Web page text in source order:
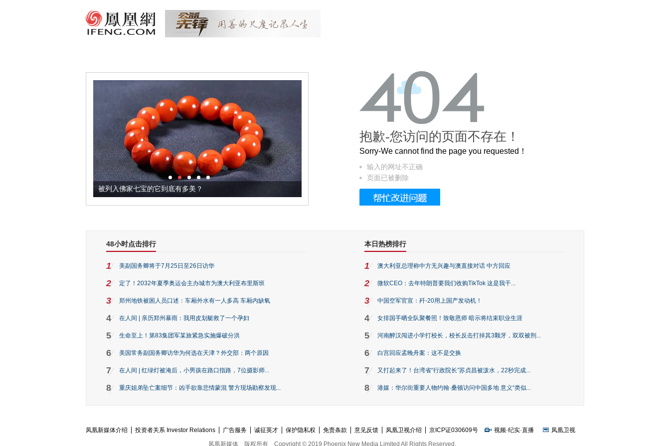
被列入佛家七宝的它到底有多美？ 这个3.2米的长卷，还原了600岁的紫禁城
抱歉-您访问的页面不存在！
Sorry-We cannot find the page you requested！
输入的网址不正确
页面已被删除
48小时点击排行
1 美副国务卿将于7月25日至26日访华
2 定了！2032年夏季奥运会主办城市为澳大利亚布里斯班
3 郑州地铁被困人员口述：车厢外水有一人多高 车厢内缺氧
4 在人间 | 亲历郑州暴雨：我用皮划艇救了一个孕妇
5 生命至上！第83集团军某旅紧急实施爆破分洪
6 美国常务副国务卿访华为何选在天津？外交部：两个原因
7 在人间 | 红绿灯被淹后，小男孩在路口指路，7位摄影师...
8 重庆姐弟坠亡案细节：凶手欲靠悲情蒙混 警方现场勘察发现...
本日热榜排行
1 澳大利亚总理称中方无兴趣与澳直接对话 中方回应
2 微软CEO：去年特朗普要我们收购TikTok 这是我干...
3 中国空军官宣：歼-20用上国产发动机！
4 女排国手晒全队聚餐照！致敬恩师 暗示将结束职业生涯
5 河南醉汉闯进小学打校长，校长反击打掉其3颗牙，双双被刑...
6 白宫回应孟晚舟案：这不是交换
7 又打起来了！台湾省“行政院长”苏贞昌被泼水，22秒完成...
8 港媒：华尔街重要人物约翰·桑顿访问中国多地 意义“类似...
凤凰新媒体介绍 投资者关系 Investor Relations 广告服务 诚征英才 保护隐私权 免责条款 意见反馈 凤凰卫视介绍 京ICP证030609号 视频·纪实·直播
凤凰卫视
凤凰新媒体
版权所有 Copyright © 2019 Phoenix New Media Limited All Rights Reserved.